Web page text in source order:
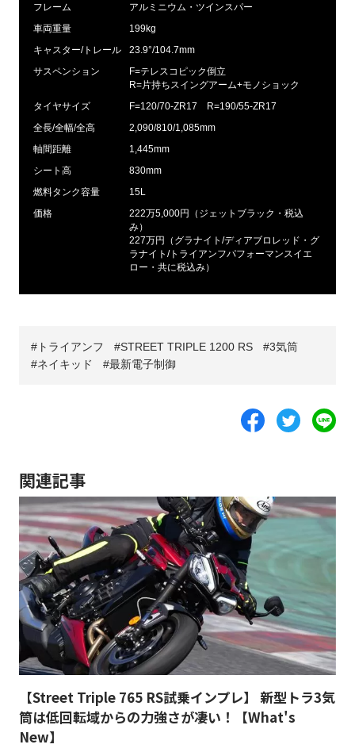
フレーム
アルミニウム・ツインスパー
車両重量
199kg
キャスター/トレール
23.9°/104.7mm
サスペンション
F=テレスコピック倒立
R=片持ちスイングアーム+モノショック
タイヤサイズ
F=120/70-ZR17 R=190/55-ZR17
全長/全幅/全高
2,090/810/1,085mm
軸間距離
1,445mm
シート高
830mm
燃料タンク容量
15L
価格
222万5,000円（ジェットブラック・税込
み）
227万円（グラナイト/ディアブロレッド・グ
ラナイト/トライアンフパフォーマンスイエ
ロー・共に税込み）
トライアンフ STREET TRIPLE 1200 RS
3気筒
ネイキッド
最新電子制御
関連記事
【Street Triple 765 RS試乗インプレ】 新型トラ3気
筒は低回転域からの力強さが凄い！【What's
New】